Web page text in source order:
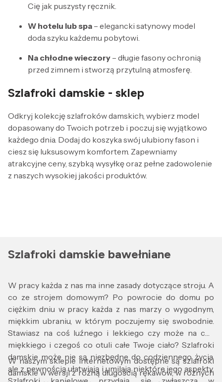
Cię jak puszysty ręcznik.
W hotelu lub spa – elegancki satynowy model
doda szyku każdemu pobytowi.
Na chłodne wieczory – długie fasony ochronią
przed zimnem i stworzą przytulną atmosferę.
Szlafroki damskie - sklep
Odkryj kolekcję szlafroków damskich, wybierz model
dopasowany do Twoich potrzeb i poczuj się wyjątkowo
każdego dnia. Dodaj do koszyka swój ulubiony fason i
ciesz się luksusowym komfortem. Zapewniamy
atrakcyjne ceny, szybką wysyłkę oraz pełne zadowolenie
z naszych wysokiej jakości produktów.
Szlafroki damskie bawełniane
W pracy każda z nas ma inne zasady dotyczące stroju. A
co ze strojem domowym? Po powrocie do domu po
ciężkim dniu w pracy każda z nas marzy o wygodnym,
miękkim ubraniu, w którym poczujemy się swobodnie.
Stawiasz na coś luźnego i lekkiego czy może na coś
miękkiego i czegoś co otuli całe Twoje ciało? Szlafroki
damskie może nie są niezbędne do codziennego życia,
ale z pewnością ułatwiają i umilają niektóre jego aspekty.
W naszym sklepie internetowym dostępne są szlafroki
damskie w wersji z różną długością rękawów, w różnych